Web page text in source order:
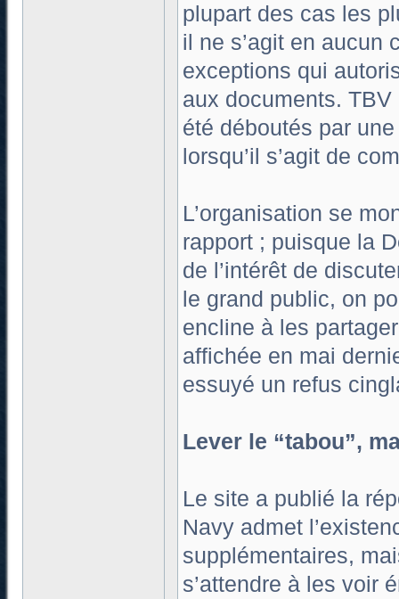
plupart des cas les
il ne s’agit en aucun
exceptions qui
aux documents.
été déboutés par
lorsqu’il s’agit de
L’organisation se
rapport ; puisque la
de l’intérêt de
le grand public, on
encline à les
affichée en mai
essuyé un refus
Lever le “tabou”,
Le site a publié la
Navy admet
supplémentaires,
s’attendre à les voir